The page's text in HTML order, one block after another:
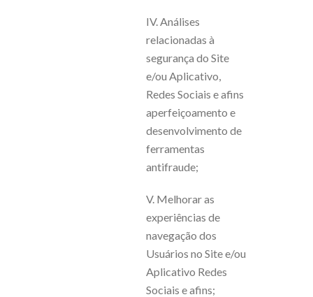
IV. Análises
relacionadas à
segurança do Site
e/ou Aplicativo,
Redes Sociais e afins
aperfeiçoamento e
desenvolvimento de
ferramentas
antifraude;
V. Melhorar as
experiências de
navegação dos
Usuários no Site e/ou
Aplicativo Redes
Sociais e afins;